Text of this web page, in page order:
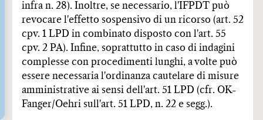
infra n. 28). Inoltre, se necessario, l'IFPDT può
revocare l'effetto sospensivo di un ricorso (art. 52
cpv. 1 LPD in combinato disposto con l'art. 55
cpv. 2 PA). Infine, soprattutto in caso di indagini
complesse con procedimenti lunghi, a volte può
essere necessaria l'ordinanza cautelare di misure
amministrative ai sensi dell'art. 51 LPD (cfr. OK-
Fanger/Oehri sull'art. 51 LPD, n. 22 e segg.).